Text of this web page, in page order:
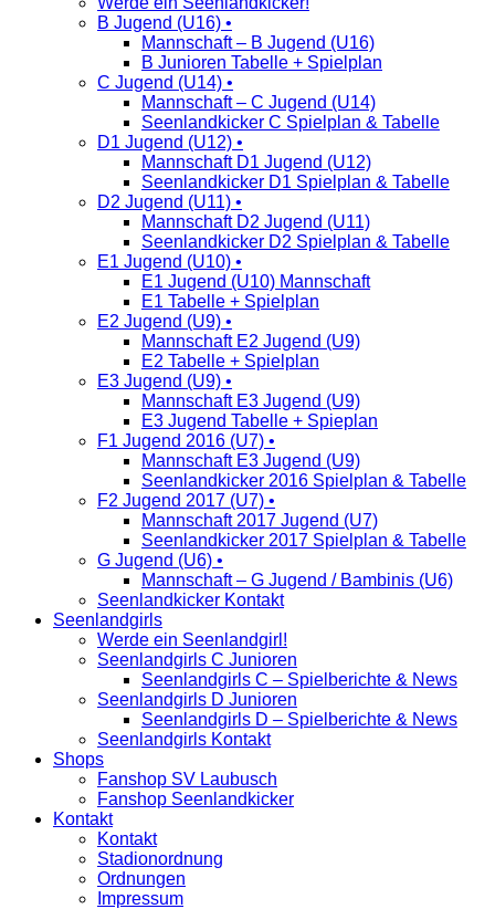
B Jugend (U16) •
Mannschaft – B Jugend (U16)
B Junioren Tabelle + Spielplan
C Jugend (U14) •
Mannschaft – C Jugend (U14)
Seenlandkicker C Spielplan & Tabelle
D1 Jugend (U12) •
Mannschaft D1 Jugend (U12)
Seenlandkicker D1 Spielplan & Tabelle
D2 Jugend (U11) •
Mannschaft D2 Jugend (U11)
Seenlandkicker D2 Spielplan & Tabelle
E1 Jugend (U10) •
E1 Jugend (U10) Mannschaft
E1 Tabelle + Spielplan
E2 Jugend (U9) •
Mannschaft E2 Jugend (U9)
E2 Tabelle + Spielplan
E3 Jugend (U9) •
Mannschaft E3 Jugend (U9)
E3 Jugend Tabelle + Spieplan
F1 Jugend 2016 (U7) •
Mannschaft E3 Jugend (U9)
Seenlandkicker 2016 Spielplan & Tabelle
F2 Jugend 2017 (U7) •
Mannschaft 2017 Jugend (U7)
Seenlandkicker 2017 Spielplan & Tabelle
G Jugend (U6) •
Mannschaft – G Jugend / Bambinis (U6)
Seenlandkicker Kontakt
Seenlandgirls
Werde ein Seenlandgirl!
Seenlandgirls C Junioren
Seenlandgirls C – Spielberichte & News
Seenlandgirls D Junioren
Seenlandgirls D – Spielberichte & News
Seenlandgirls Kontakt
Shops
Fanshop SV Laubusch
Fanshop Seenlandkicker
Kontakt
Kontakt
Stadionordnung
Ordnungen
Impressum